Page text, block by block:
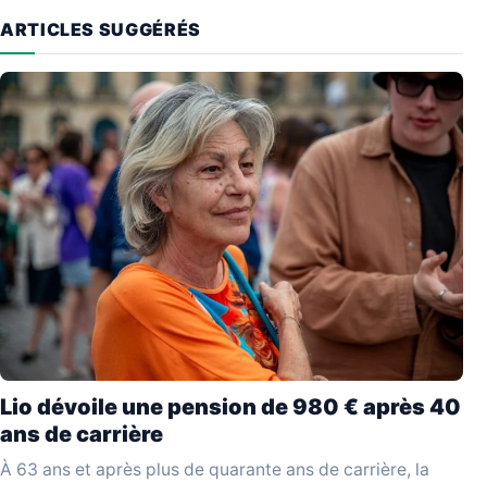
ARTICLES SUGGÉRÉS
Lio dévoile une pension de 980 € après 40
ans de carrière
À 63 ans et après plus de quarante ans de carrière, la